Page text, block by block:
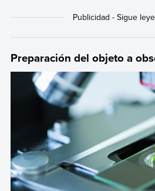
Preparación del objeto a